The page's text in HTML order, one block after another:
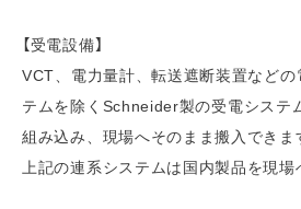
【受電設備】
VCT、電力量計、転送遮断装置など
テムを除くSchneider製の受電システ
組み込み、現場へそのまま搬入できま
上記の連系システムは国内製品を現場